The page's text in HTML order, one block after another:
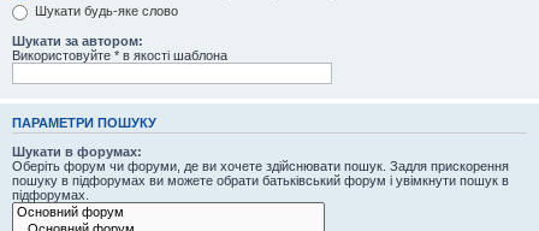
Шукати будь-яке слово
Шукати за автором:
Використовуйте * в якості шаблона
ПАРАМЕТРИ ПОШУКУ
Шукати в форумах:
Оберіть форум чи форуми, де ви хочете здійснювати пошук. Задля прискорення
пошуку в підфорумах ви можете обрати батьківський форум і увімкнути пошук в
підфорумах.